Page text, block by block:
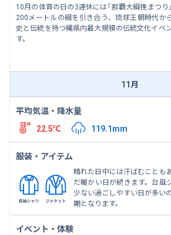
10月の体育の日の3連休には「那覇大綱挽まつり
200メートルの綱を引き合う、琉球王朝時代か
史と伝統を持つ縄県内最大規模の伝統文化イベ
す。
11月
平均気温・降水量
22.5℃
119.1mm
服装・アイテム
晴れた日中には汗ばむことも
だ暖かい日が続きます。台風
少ない過ごしやすい日が多い
期となります。
イベント・体験